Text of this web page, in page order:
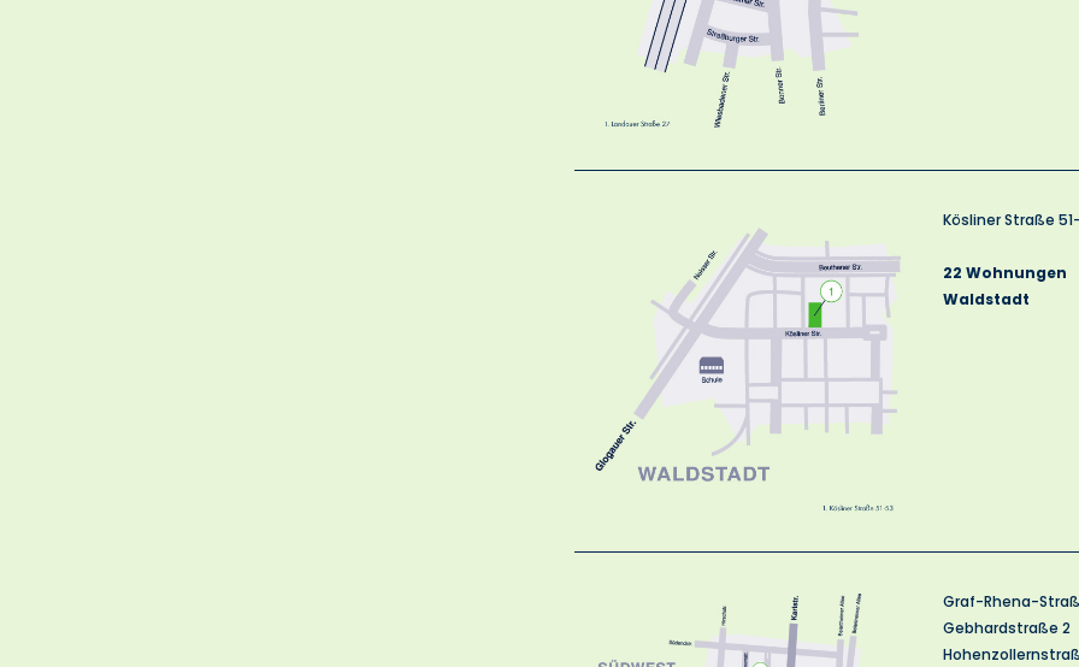
Kösliner Straße
22 Wohnungen
Waldstadt
Graf-Rhena-
Gebhardstraße 2